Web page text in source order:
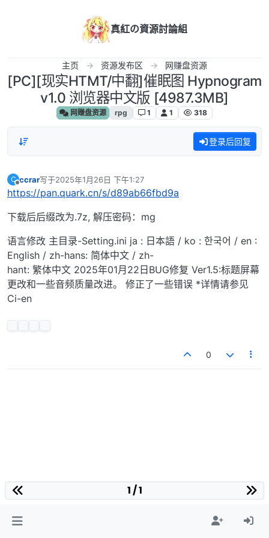
真紅の資源討論組
主页 资源发布区 网赚盘资源
[PC][现实HTMT/中翻]催眠图 Hypnogram
v1.0 浏览器中文版 [4987.3MB]
网赚盘资源 rpg 1 1 318
登录后回复
C
离线
ccrar写于2025年1月26日 下午1:27
最后由 编辑
https://pan.quark.cn/s/d89ab66fbd9a
下载后后缀改为.7z, 解压密码：mg
语言修改 主目录-Setting.ini ja : 日本語 / ko : 한국어 / en :
English / zh-hans: 简体中文 / zh-
hant: 繁体中文 2025年01月22日BUG修复 Ver1.5:标题屏幕
更改和一些音频质量改进。 修正了一些错误 *详情请参见
Ci-en
0
1 / 1